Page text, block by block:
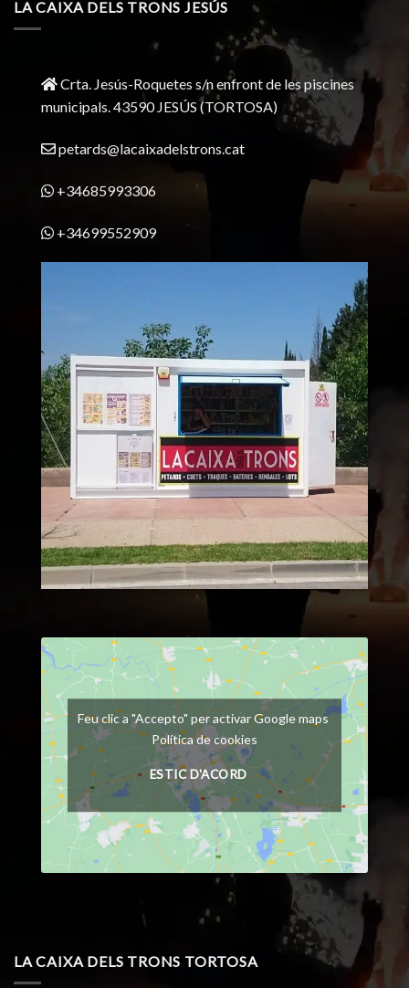
LA CAIXA DELS TRONS JESÚS
Crta. Jesús-Roquetes s/n enfront de les piscines
municipals. 43590 JESÚS (TORTOSA)
petards@lacaixadelstrons.cat
+34685993306
+34699552909
Feu clic a "Accepto" per activar Google maps
Política de cookies
ESTIC D'ACORD
LA CAIXA DELS TRONS TORTOSA